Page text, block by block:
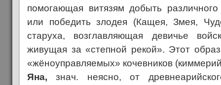
помогающая витязям добыть
или победить злодея (Кащея, Змея,
старуха, возглавляющая девичье
живущая за «степной рекой». Этот
«жёноуправляемых» кочевников
Яна,знач. неясно, от